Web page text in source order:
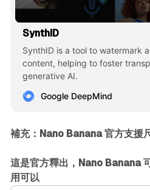
SynthID
SynthID is a tool to watermark
content, helping to foster
generative AI.
Google DeepMind
補充：Nano Banana 官方支援
這是官方釋出，Nano Banana
用可以